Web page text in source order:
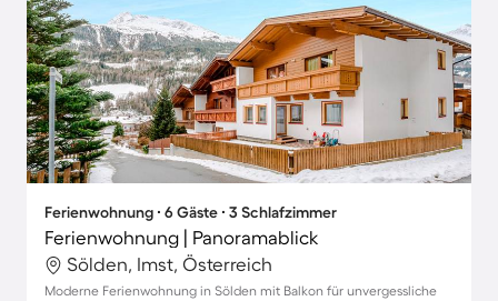
Ferienwohnung ∙ 6 Gäste ∙ 3 Schlafzimmer
Ferienwohnung | Panoramablick
Sölden, Imst, Österreich
Moderne Ferienwohnung in Sölden mit Balkon für unvergessliche